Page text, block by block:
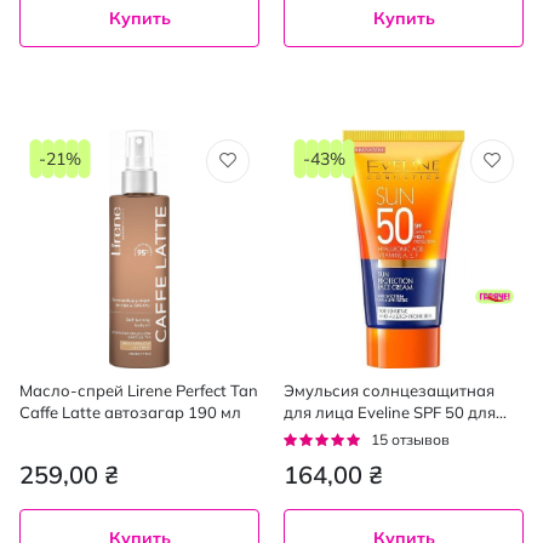
Купить Купить
Масло-спрей Lirene Perfect Tan
Caffe Latte автозагар 190 мл
259,00 ₴
-21%
Купить
Эмульсия солнцезащитная
для лица Eveline SPF 50 для
чувствительной кожи 50 мл
Рейтинг:
15 отзывов
164,00 ₴
-43%
Купить